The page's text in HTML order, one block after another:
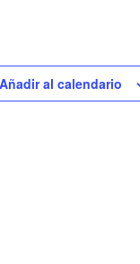
Añadir al calendario